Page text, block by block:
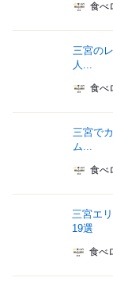
食べ
三宮の
人...
食べ
三宮で
ム...
食べ
三宮エ
19選
食べ